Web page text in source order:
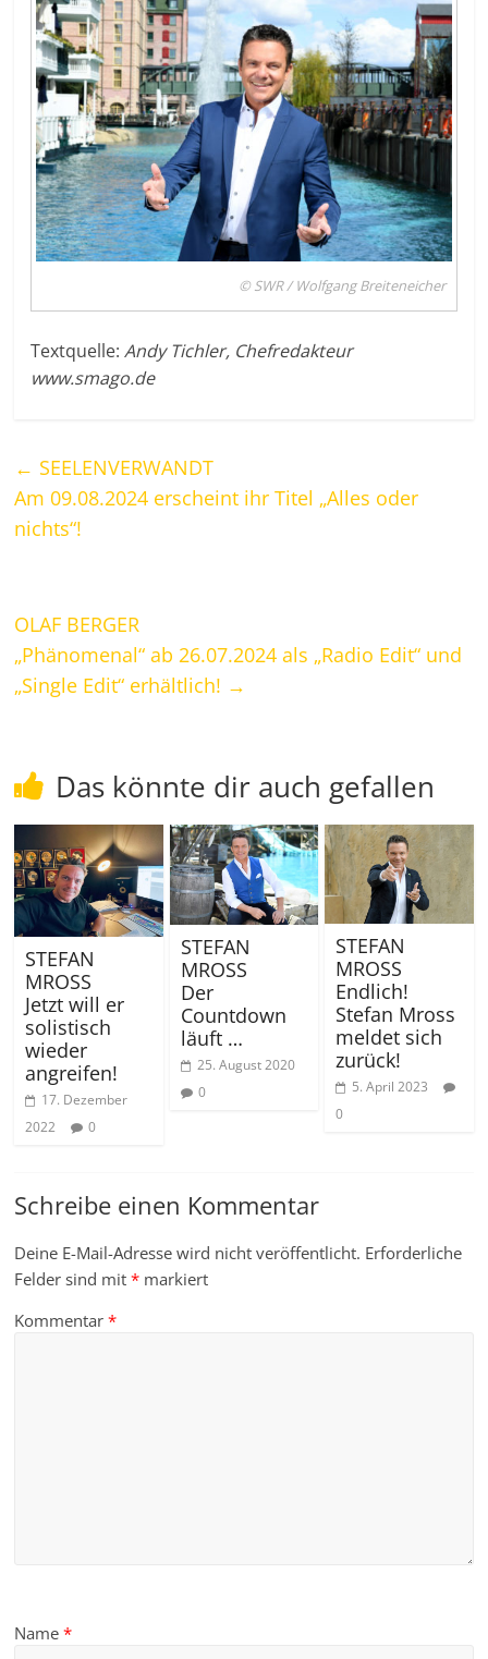
© SWR / Wolfgang Breiteneicher
Textquelle:Andy Tichler, Chefredakteur
www.smago.de
← SEELENVERWANDT
Am 09.08.2024 erscheint ihr Titel „Alles oder
nichts“!
OLAF BERGER
„Phänomenal“ ab 26.07.2024 als „Radio Edit“ und
„Single Edit“ erhältlich! →
Das könnte dir auch gefallen
STEFAN
MROSS
Jetzt will er
solistisch
wieder
angreifen!
17. Dezember
2022
0
STEFAN
MROSS
Der
Countdown
läuft …
25. August 2020
0
STEFAN
MROSS
Endlich!
Stefan Mross
meldet sich
zurück!
5. April 2023
0
Schreibe einen Kommentar
Deine E-Mail-Adresse wird nicht veröffentlicht. Erforderliche
Felder sind mit* markiert
Kommentar*
Name*